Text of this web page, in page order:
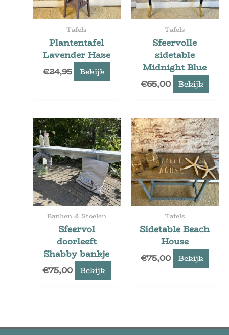
Tafels
Plantentafel
Lavender Haze
€24,95 Bekijk
Tafels
Sfeervolle
sidetable
Midnight Blue
€65,00 Bekijk
Banken & Stoelen
Sfeervol
doorleeft
Shabby bankje
€75,00 Bekijk
Tafels
Sidetable Beach
House
€75,00 Bekijk